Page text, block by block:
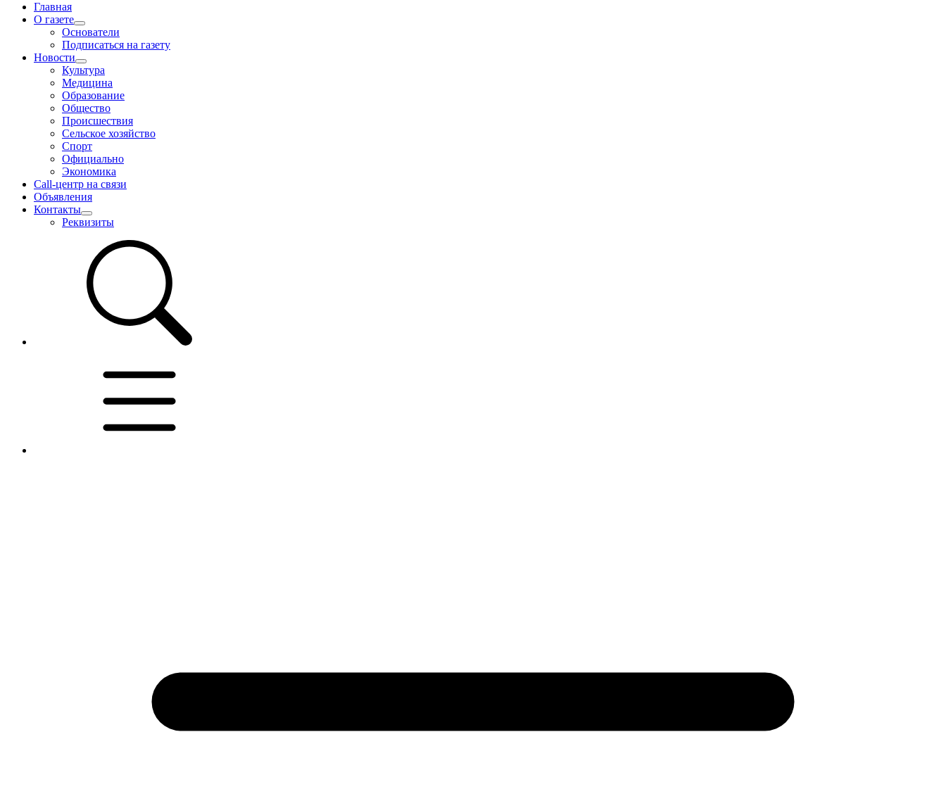
Главная
О газете
Основатели
Подписаться на газету
Новости
Культура
Медицина
Образование
Общество
Происшествия
Сельское хозяйство
Спорт
Официально
Экономика
Call-центр на связи
Объявления
Контакты
Реквизиты